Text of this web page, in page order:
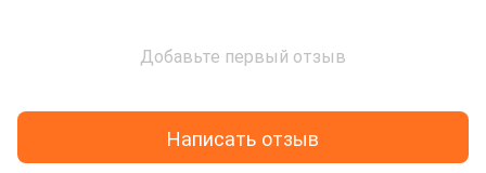
Добавьте первый отзыв
Написать отзыв